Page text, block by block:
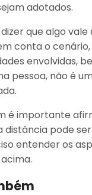
adotados.
que algo vale
conta o cenário,
envolvidas,
pessoa, não é
é importante
distância pode
entender os